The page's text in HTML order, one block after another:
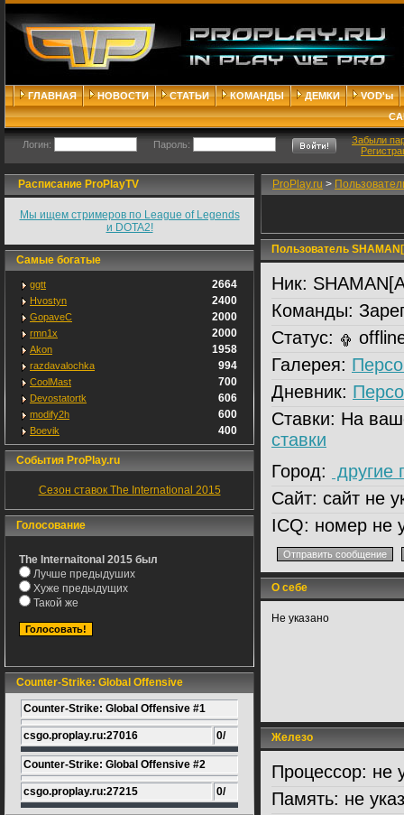
ГЛАВНАЯ НОВОСТИ СТАТЬИ КОМАНДЫ ДЕМКИ
VOD'ы
Логин: Пароль:
Забыли
Расписание ProPlayTV
Мы ищем стримеров по League of Legends
и DOTA2!
Самые богатые
ggtt 2664
Hvostyn 2400
GopaveC 2000
rmn1x 2000
Akon 1958
razdavalochka 994
CoolMast 700
Devostatortk 606
modify2h 600
Boevik 400
События ProPlay.ru
Сезон ставок The International 2015
Голосование
The Internaitonal 2015 был
Лучше предыдуших
Хуже предыдущих
Такой же
Counter-Strike: Global Offensive
Counter-Strike: Global Offensive #1
csgo.proplay.ru:27016 0/
Counter-Strike: Global Offensive #2
csgo.proplay.ru:27215 0/
ProPlay.ru >
Пользователь
Ник:
Команды:
Статус:
Галерея:
Дневник:
Ставки: На
ставки
Город:
другие
Сайт: сайт не
ICQ: номер не
О себе
Не указано
Железо
Процессор: не
Память: не